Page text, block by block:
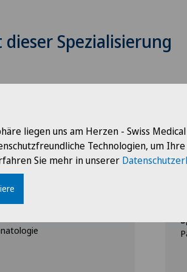
Spezialisierung
Générale-Beaulieu
Julie Sommer
liegen uns am Herzen - Swiss
Technologien, um
Sie mehr in unserer